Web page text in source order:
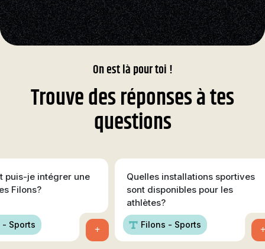
On est là pour toi !
Trouve des réponses à tes
questions
puis-je intégrer une
Filons?
- Sports +
Quelles installations sportives
sont disponibles pour les
athlètes?
Filons - Sports +